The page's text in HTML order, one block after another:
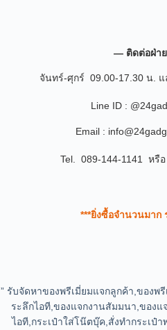
— ติดต่อฝ่า
จันทร์-ศุกร์ 09.00-17.30 น. แ
Line ID :
Email :
Tel. 089-144-1141 หรื
***ยิ่งซื้อจำนวนมาก
” รับจัดหาของพรีเมี่ยมแจกลูกค้า,ของพ
ระลึกไอที,ของแจกงานสัมมนา,ของ
ไอที,กระเป๋าใส่โน๊ตบุ๊ค,สั่งทำกระเป๋